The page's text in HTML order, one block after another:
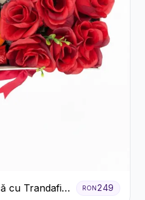
cu Trandafiri
RON249